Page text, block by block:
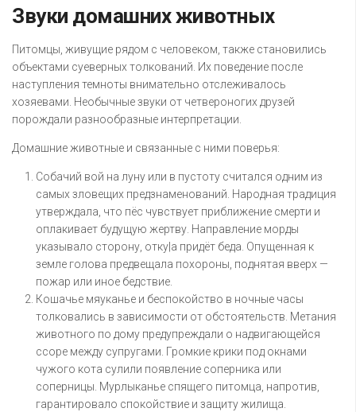
Звуки домашних животных
Питомцы, живущие рядом с человеком, также становились
объектами суеверных толкований. Их поведение после
наступления темноты внимательно отслеживалось
хозяевами. Необычные звуки от четвероногих друзей
порождали разнообразные интерпретации.
Домашние животные и связанные с ними поверья:
Собачий вой на луну или в пустоту считался одним из
самых зловещих предзнаменований. Народная традиция
утверждала, что пёс чувствует приближение смерти и
оплакивает будущую жертву. Направление морды
указывало сторону, отку|а придёт беда. Опущенная к
земле голова предвещала похороны, поднятая вверх —
пожар или иное бедствие.
Кошачье мяуканье и беспокойство в ночные часы
толковались в зависимости от обстоятельств. Метания
животного по дому предупреждали о надвигающейся
ссоре между супругами. Громкие крики под окнами
чужого кота сулили появление соперника или
соперницы. Мурлыканье спящего питомца, напротив,
гарантировало спокойствие и защиту жилища.